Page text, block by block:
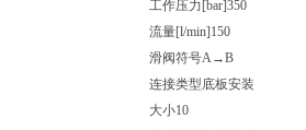
工作压力[bar]350
流量[l/min]150
滑阀符号A→B
连接类型底板安装
大小10